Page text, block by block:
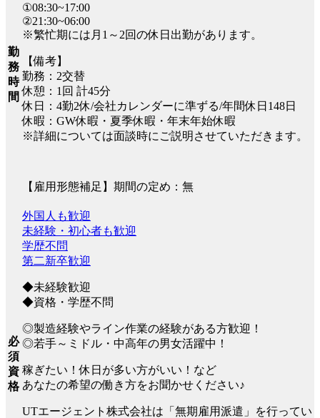
勤
務
時
間
①08:30~17:00
②21:30~06:00
※繁忙期には月1～2回の休日出勤があります。
【備考】
勤務：2交替
休憩：1回 計45分
休日：4勤2休/会社カレンダーに準ずる/年間休日148日
休暇：GW休暇・夏季休暇・年末年始休暇
※詳細については面談時にご説明させていただきます。
【雇用形態補足】期間の定め：無
必
須
資
格
外国人も歓迎
未経験・初心者も歓迎
学歴不問
第二新卒歓迎
◆未経験歓迎
◆資格・学歴不問
◎製造経験やライン作業の経験がある方歓迎！
◎若手～ミドル・中高年の男女活躍中！
稼ぎたい！休日が多い方がいい！など
あなたの希望の働き方をお聞かせください♪
UTエージェント株式会社は「無期雇用派遣」を行ってい